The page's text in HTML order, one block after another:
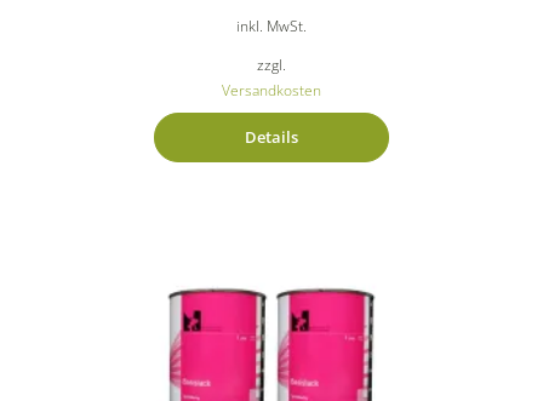
inkl. MwSt.
zzgl.
Versandkosten
Details